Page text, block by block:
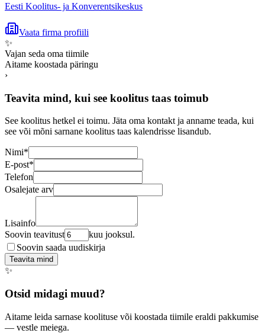
Eesti Koolitus- ja Konverentsikeskus
Vaata firma profiili
✨
Vajan seda oma tiimile
Aitame koostada päringu
›
Teavita mind, kui see koolitus taas toimub
See koolitus hetkel ei toimu. Jäta oma kontakt ja anname teada, kui
see või mõni sarnane koolitus taas kalendrisse lisandub.
Nimi*
E-post*
Telefon
Osalejate arv
Lisainfo
Soovin teavitust
kuu jooksul.
Soovin saada uudiskirja
Teavita mind
✨
Otsid midagi muud?
Aitame leida sarnase koolituse või koostada tiimile eraldi pakkumise
— vestle meiega.